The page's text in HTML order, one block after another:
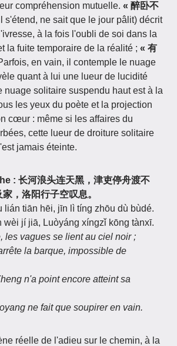
compréhension mutuelle. « 醉卧不
s'étend, ne sait que le jour pâlit) décrit
à la fois l'oubli de soi dans la
la fuite temporaire de la réalité ; « 有
en vain, il contemple le nuage
quant à lui une lueur de lucidité
nuage solitaire suspendu haut est à la
les yeux du poète et la projection
cœur : même si les affaires du
cette lueur de droiture solitaire
jamais éteinte.
: 长河浪头连天黑，津吏停舟渡不
，洛阳行子空叹息。
lián tiān hēi, jīn lì tíng zhōu dù bùdé.
wèi jí jiā, Luòyáng xíngzǐ kōng tànxī.
les vagues se lient au ciel noir ;
la barque, impossible de
n'a point encore atteint sa
ne fait que soupirer en vain.
réelle de l'adieu sur le chemin, à la